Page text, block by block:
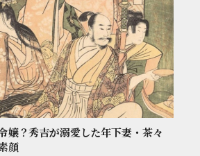
嬢？秀吉が溺愛した年下妻・茶々
顔